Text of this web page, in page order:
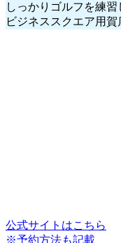
しっかりゴルフを練
ビジネススクエア用賀
公式サイトはこちら
※予約方法も記載